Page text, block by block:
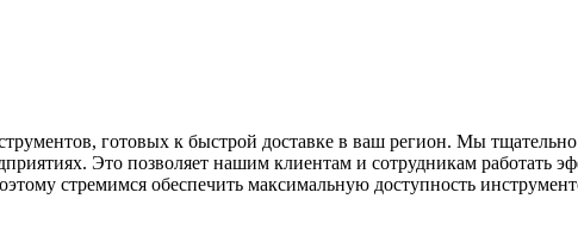
готовых к быстрой доставке в ваш регион. Мы
Это позволяет нашим клиентам и сотрудникам работать
стремимся обеспечить максимальную доступность